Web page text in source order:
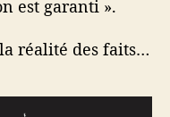
est garanti ».
réalité des faits…